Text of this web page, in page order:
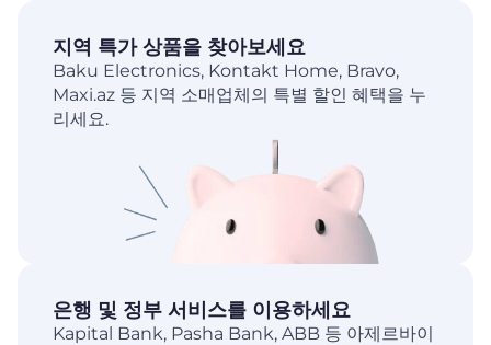
지역 특가 상품을 찾아보세요
Baku Electronics, Kontakt Home, Bravo,
Maxi.az 등 지역 소매업체의 특별 할인 혜택을 누
리세요.
은행 및 정부 서비스를 이용하세요
Kapital Bank, Pasha Bank, ABB 등 아제르바이